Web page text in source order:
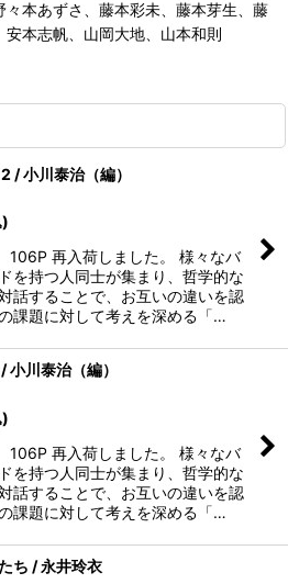
本あずさ、藤本彩未、藤本芽生、藤
本志帆、山岡大地、山本和則
/ 小川泰治（編）
再入荷しました。 様々なバ
を持つ人同士が集まり、哲学的な
話することで、お互いの違いを認
課題に対して考えを深める「…
小川泰治（編）
再入荷しました。 様々なバ
を持つ人同士が集まり、哲学的な
話することで、お互いの違いを認
課題に対して考えを深める「…
ち / 永井玲衣